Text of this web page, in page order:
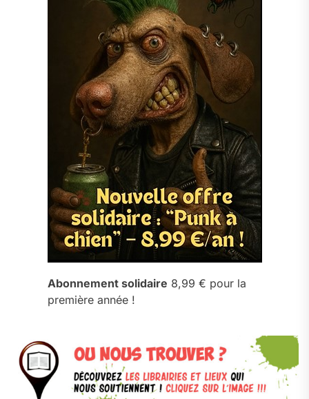
Abonnement solidaire 8,99 € pour la
première année !